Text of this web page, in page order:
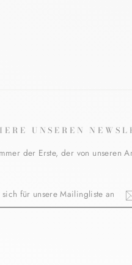
UNSEREN
der Erste, der von unseren